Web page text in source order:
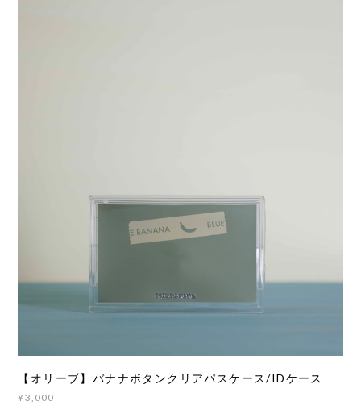
【オリーブ】バナナボタンクリアパスケース/IDケース
¥3,000